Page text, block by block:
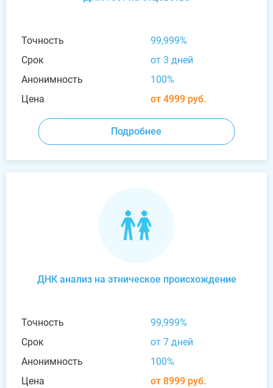
Точность
99,999%
Срок
от 3 дней
Анонимность
100%
Цена
от 4999 руб.
Подробнее
ДНК анализ на этническое происхождение
Точность
99,999%
Срок
от 7 дней
Анонимность
100%
Цена
от 8999 руб.